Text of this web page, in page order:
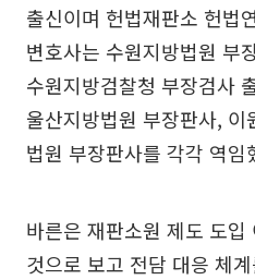
출신이며 헌법재판소 헌법
변호사는 수원지방법원 부
수원지방검찰청 부장검사
울산지방법원 부장판사,
법원 부장판사를 각각 역임
바른은 재판소원 제도 도
것으로 보고 전담 대응 체